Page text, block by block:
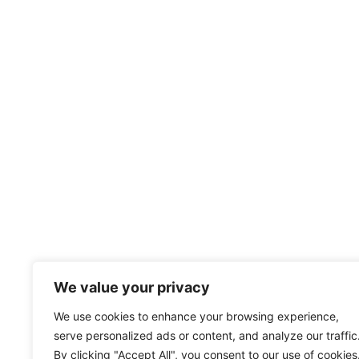
We value your privacy
We use cookies to enhance your browsing experience,
serve personalized ads or content, and analyze our
By clicking "Accept All", you consent to our use of